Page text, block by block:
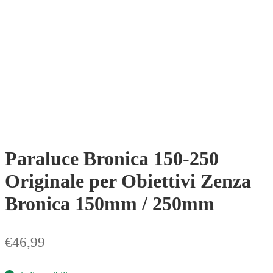
Paraluce Bronica 150‑250
Originale per Obiettivi Zenza
Bronica 150mm / 250mm
€46,99